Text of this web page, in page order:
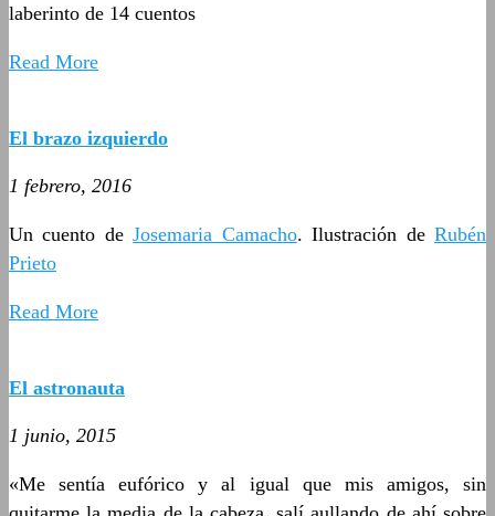
laberinto de 14 cuentos
Read More
El brazo izquierdo
1 febrero, 2016
Un cuento deJosemaria Camacho. Ilustración deRubén
Prieto
Read More
El astronauta
1 junio, 2015
«Me sentía eufórico y al igual que mis amigos, sin